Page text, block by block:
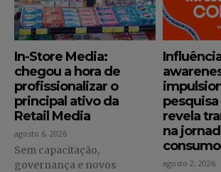
In-Store Media:
chegou a hora de
profissionalizar o
principal ativo da
Retail Media
agosto 6, 2026
Sem capacitação,
governança e novos
revela
na
consumo
agosto 2, 2026